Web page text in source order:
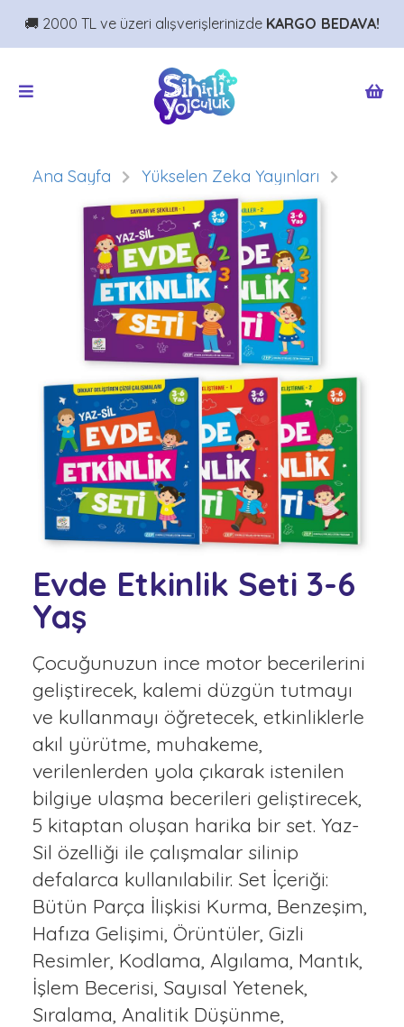
🚚 2000 TL ve üzeri alışverişlerinizde KARGO BEDAVA!
Ana Sayfa Yükselen Zeka Yayınları
Evde Etkinlik Seti 3-6
Yaş
Çocuğunuzun ince motor becerilerini
geliştirecek, kalemi düzgün tutmayı
ve kullanmayı öğretecek, etkinliklerle
akıl yürütme, muhakeme,
verilenlerden yola çıkarak istenilen
bilgiye ulaşma becerileri geliştirecek,
5 kitaptan oluşan harika bir set. Yaz-
Sil özelliği ile çalışmalar silinip
defalarca kullanılabilir. Set İçeriği:
Bütün Parça İlişkisi Kurma, Benzeşim,
Hafıza Gelişimi, Örüntüler, Gizli
Resimler, Kodlama, Algılama, Mantık,
İşlem Becerisi, Sayısal Yetenek,
Sıralama, Analitik Düşünme,